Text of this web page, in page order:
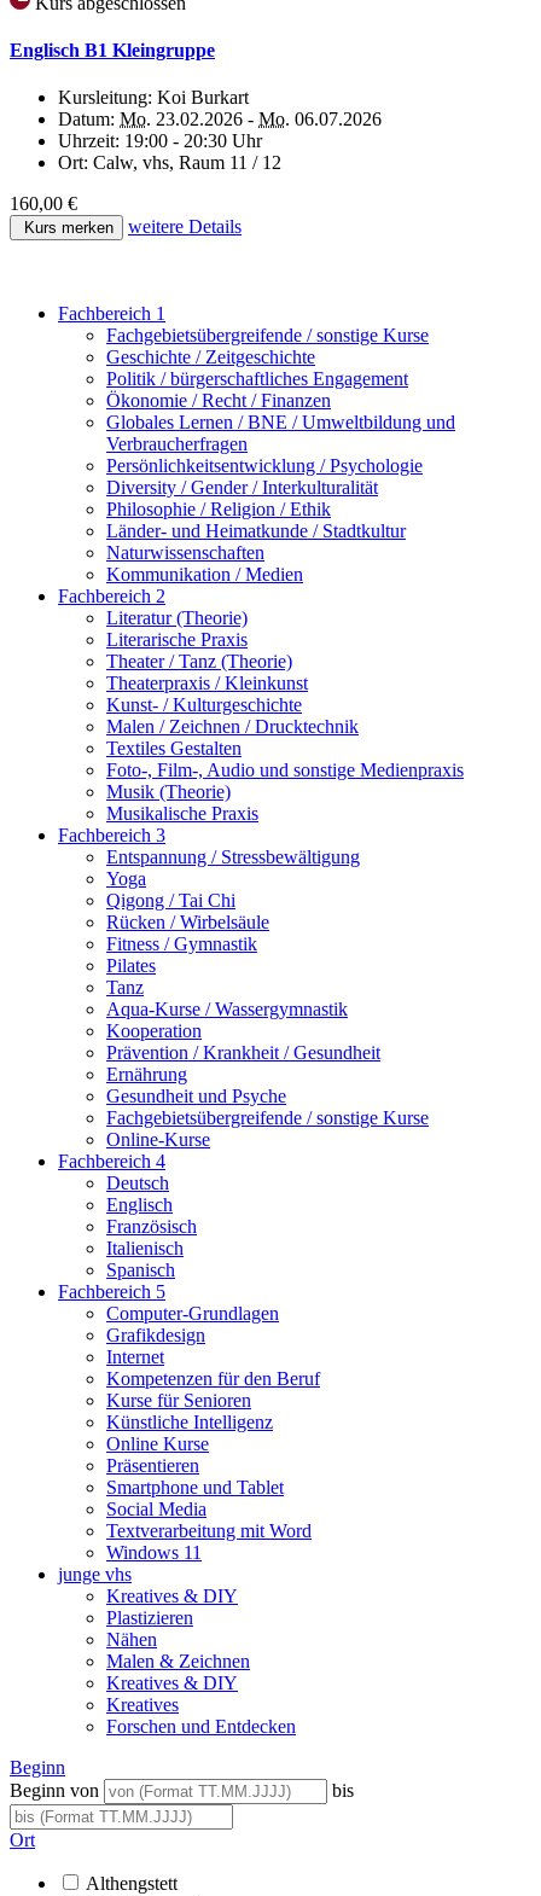
Englisch B1 Kleingruppe
Kursleitung: Koi Burkart
Datum: Mo. 23.02.2026 - Mo. 06.07.2026
Uhrzeit: 19:00 - 20:30 Uhr
Ort: Calw, vhs, Raum 11 / 12
160,00 €
Kurs merken weitere Details
Fachbereich 1
Fachgebietsübergreifende / sonstige Kurse
Geschichte / Zeitgeschichte
Politik / bürgerschaftliches Engagement
Ökonomie / Recht / Finanzen
Globales Lernen / BNE / Umweltbildung und
Verbraucherfragen
Persönlichkeitsentwicklung / Psychologie
Diversity / Gender / Interkulturalität
Philosophie / Religion / Ethik
Länder- und Heimatkunde / Stadtkultur
Naturwissenschaften
Kommunikation / Medien
Fachbereich 2
Literatur (Theorie)
Literarische Praxis
Theater / Tanz (Theorie)
Theaterpraxis / Kleinkunst
Kunst- / Kulturgeschichte
Malen / Zeichnen / Drucktechnik
Textiles Gestalten
Foto-, Film-, Audio und sonstige Medienpraxis
Musik (Theorie)
Musikalische Praxis
Fachbereich 3
Entspannung / Stressbewältigung
Yoga
Qigong / Tai Chi
Rücken / Wirbelsäule
Fitness / Gymnastik
Pilates
Tanz
Aqua-Kurse / Wassergymnastik
Kooperation
Prävention / Krankheit / Gesundheit
Ernährung
Gesundheit und Psyche
Fachgebietsübergreifende / sonstige Kurse
Online-Kurse
Fachbereich 4
Deutsch
Englisch
Französisch
Italienisch
Spanisch
Fachbereich 5
Computer-Grundlagen
Grafikdesign
Internet
Kompetenzen für den Beruf
Kurse für Senioren
Künstliche Intelligenz
Online Kurse
Präsentieren
Smartphone und Tablet
Social Media
Textverarbeitung mit Word
Windows 11
junge vhs
Kreatives & DIY
Plastizieren
Nähen
Malen & Zeichnen
Kreatives & DIY
Kreatives
Forschen und Entdecken
Beginn
Beginn von
bis
Ort
Althengstett